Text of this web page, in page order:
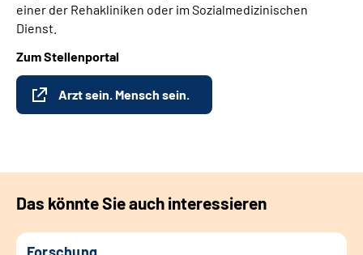
einer der Rehakliniken oder im Sozialmedizinischen
Dienst.
Zum Stellenportal
Arzt sein. Mensch sein.
Das könnte Sie auch interessieren